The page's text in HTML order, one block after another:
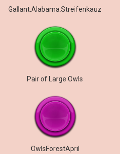
Gallant.Alabama.Streifenkauz
Pair of Large Owls
OwlsForestApril